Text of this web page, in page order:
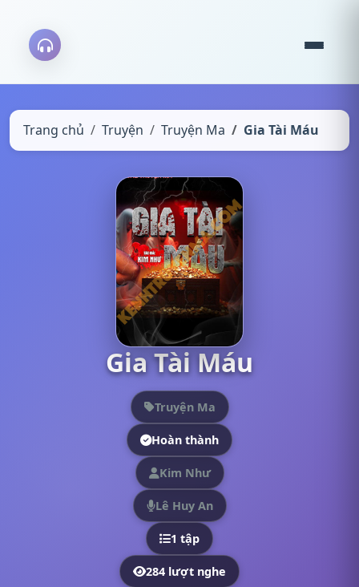
Trang chủ Truyện Truyện Ma Gia Tài Máu
Gia Tài Máu
Truyện Ma
Hoàn thành
Kim Như
Lê Huy An
1 tập
284 lượt nghe